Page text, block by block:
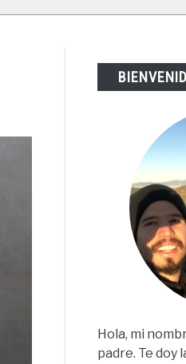
Hola, mi
padre. Te doy